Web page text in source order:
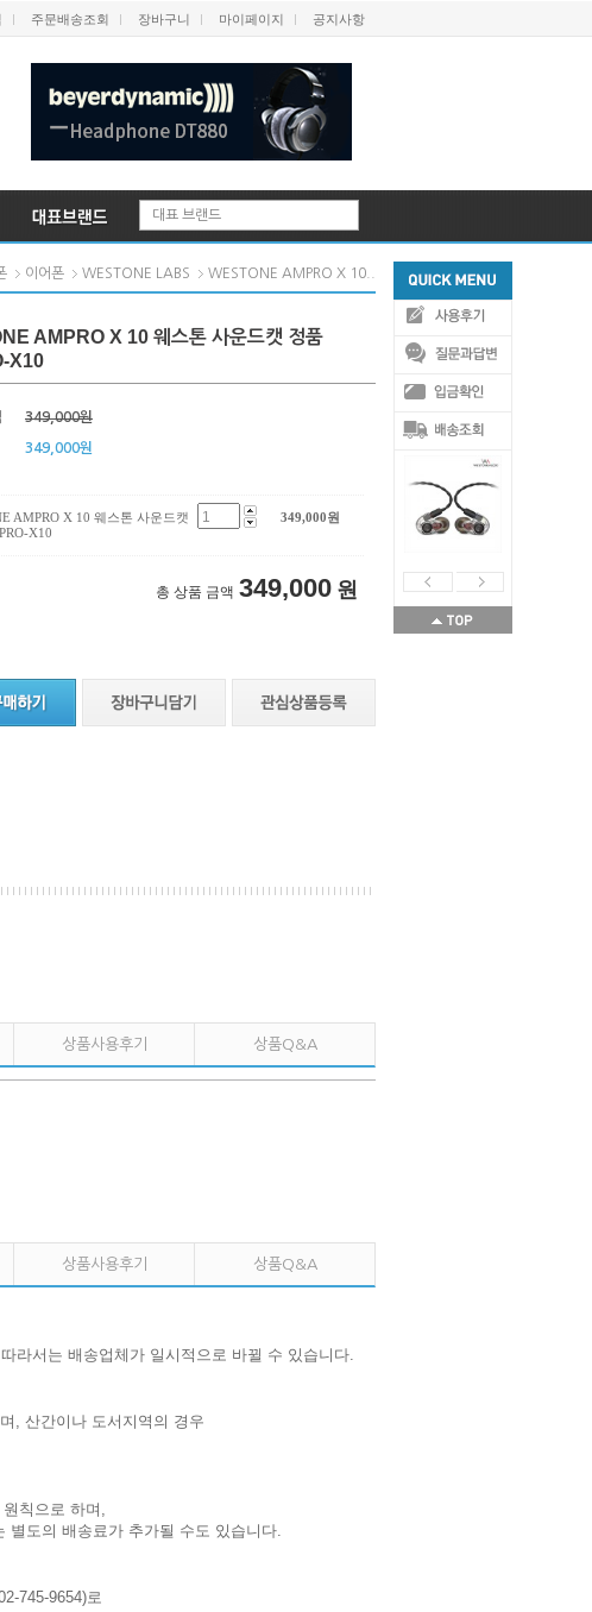
주문배송조회 장바구니 마이페이지 공지사항
대표 브랜드
이어폰 WESTONE LABS WESTONE AMPRO X 10..
AMPRO X 10 웨스톤 사운드캣 정품
X10
349,000원
349,000원
AMPRO X 10 웨스톤 사운드캣
X10
349,000원
총 상품 금액 349,000 원
상품사용후기 상품Q&A
상품사용후기 상품Q&A
라서는 배송업체가 일시적으로 바뀔 수 있습니다.
, 산간이나 도서지역의 경우
칙으로 하며,
별도의 배송료가 추가될 수도 있습니다.
745-9654)로